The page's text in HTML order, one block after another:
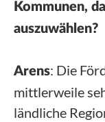
Kommunen,
auszuwählen?
Arens: Die Fö
mittlerweile
ländliche